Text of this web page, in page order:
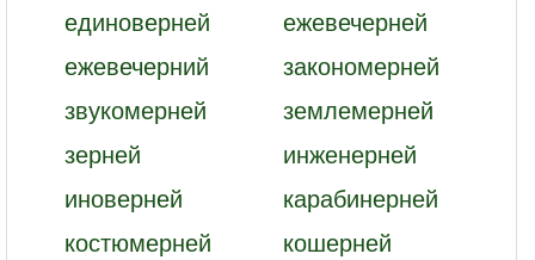
единоверней
ежевечерней
ежевечерний
закономерней
звукомерней
землемерней
зерней
инженерней
иноверней
карабинерней
костюмерней
кошерней